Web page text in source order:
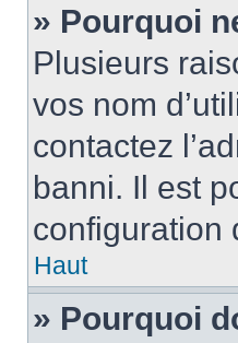
» Pourquoi
Plusieurs
vos nom
contactez
banni. Il est
configuration
Haut
» Pourquoi